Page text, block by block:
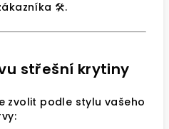
🛠️.
střešní krytiny
zvolit podle stylu vašeho